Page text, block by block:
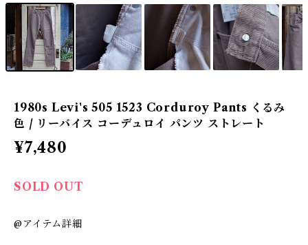
1980s Levi's 505 1523 Corduroy Pants くるみ
色 / リーバイス コーデュロイ パンツ ストレート
¥7,480
SOLD OUT
@アイテム詳細